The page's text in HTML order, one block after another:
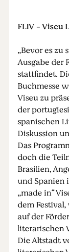
FLIV - Viseu
„Bevor es zu
Ausgabe der
stattfindet.
Buchmesse
Viseu zu
der
spanischen
Diskussion
Das
doch die
Brasilien,
und Spanien
„made in“
dem
auf der
literarischen
Die Altstadt